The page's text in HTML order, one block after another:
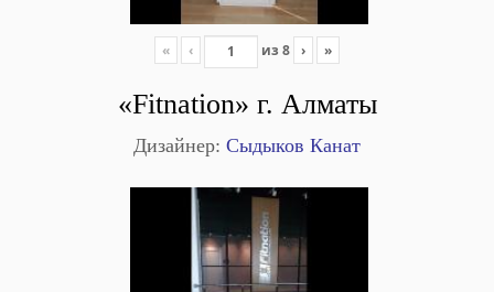
« ‹ из 8 › »
«Fitnation» г. Алматы
Дизайнер: Сыдыков Канат